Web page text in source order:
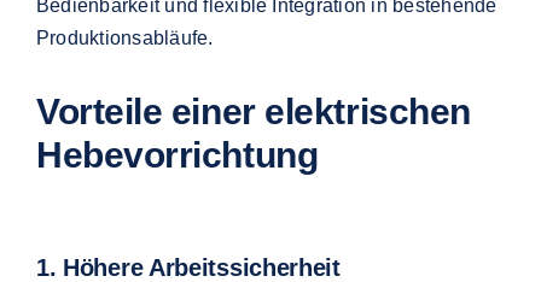
Bedienbarkeit und flexible Integration in bestehende
Produktionsabläufe.
Vorteile einer elektrischen
Hebevorrichtung
1. Höhere Arbeitssicherheit